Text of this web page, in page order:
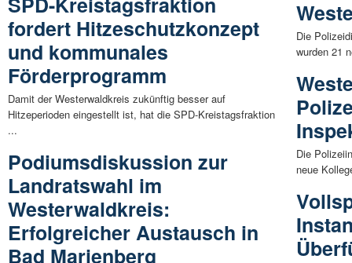
fordert Hitzeschutzkonzept
und kommunales
Förderprogramm
Damit der Westerwaldkreis zukünftig besser auf
Hitzeperioden eingestellt ist, hat die SPD-Kreistagsfraktion
...
Podiumsdiskussion zur
Landratswahl im
Westerwaldkreis:
Erfolgreicher Austausch in
Bad Marienberg
Die
wurden 21
Die
neue